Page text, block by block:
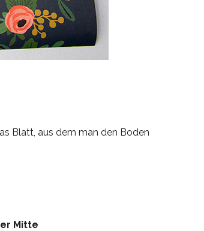
Blatt, aus dem man den Boden
Mitte